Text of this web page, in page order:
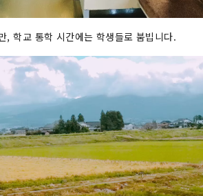
, 학교 통학 시간에는 학생들로 붐빕니다.